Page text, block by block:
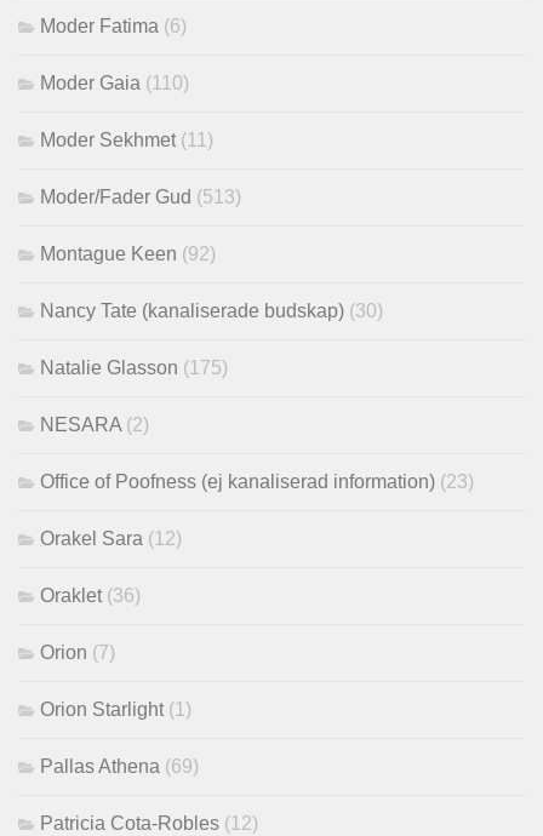
Moder Fatima (6)
Moder Gaia (110)
Moder Sekhmet (11)
Moder/Fader Gud (513)
Montague Keen (92)
Nancy Tate (kanaliserade budskap) (30)
Natalie Glasson (175)
NESARA (2)
Office of Poofness (ej kanaliserad information) (23)
Orakel Sara (12)
Oraklet (36)
Orion (7)
Orion Starlight (1)
Pallas Athena (69)
Patricia Cota-Robles (12)